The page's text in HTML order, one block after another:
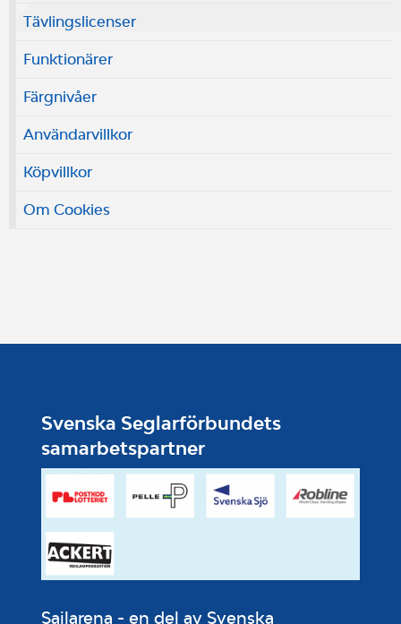
Tävlingslicenser
Funktionärer
Färgnivåer
Användarvillkor
Köpvillkor
Om Cookies
Svenska Seglarförbundets
samarbetspartner
Sailarena - en del av Svenska